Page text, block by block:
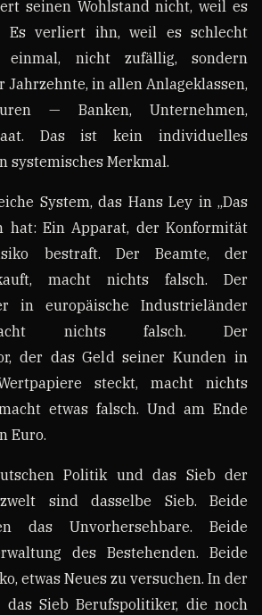
seinen Wohlstand nicht, weil es
Es verliert ihn, weil es schlecht
einmal, nicht zufällig, sondern
Jahrzehnte, in allen Anlageklassen,
— Banken, Unternehmen,
Das ist kein individuelles
systemisches Merkmal.
System, das Hans Ley in „Das
hat: Ein Apparat, der Konformität
bestraft. Der Beamte, der
macht nichts falsch. Der
in europäische Industrieländer
nichts falsch. Der
der das Geld seiner Kunden in
steckt, macht nichts
etwas falsch. Und am Ende
Euro.
Politik und das Sieb der
sind dasselbe Sieb. Beide
das Unvorhersehbare. Beide
des Bestehenden. Beide
etwas Neues zu versuchen. In der
Sieb Berufspolitiker, die noch